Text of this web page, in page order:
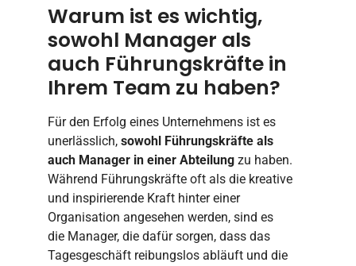
Warum ist es wichtig,
sowohl Manager als
auch Führungskräfte in
Ihrem Team zu haben?
Für den Erfolg eines Unternehmens ist es
unerlässlich, sowohl Führungskräfte als
auch Manager in einer Abteilung zu haben.
Während Führungskräfte oft als die kreative
und inspirierende Kraft hinter einer
Organisation angesehen werden, sind es
die Manager, die dafür sorgen, dass das
Tagesgeschäft reibungslos abläuft und die